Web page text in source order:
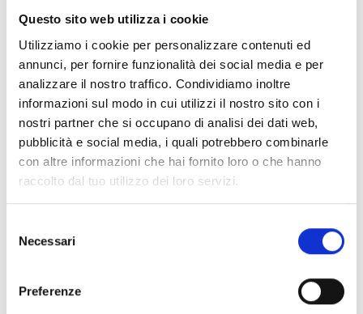
Questo sito web utilizza i cookie
Utilizziamo i cookie per personalizzare contenuti ed
annunci, per fornire funzionalità dei social media e per
analizzare il nostro traffico. Condividiamo inoltre
informazioni sul modo in cui utilizzi il nostro sito con i
nostri partner che si occupano di analisi dei dati web,
pubblicità e social media, i quali potrebbero combinarle
con altre informazioni che hai fornito loro o che hanno
raccolto dal tuo utilizzo dei loro servizi.
delNecessari
Preferenze
WSB1000
Módulos de entrada e
saída WM110 e
WM202SR
Sinalizador remoto
Kit EWT100-TESTER